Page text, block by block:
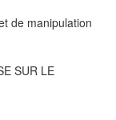
de manipulation
SUR LE